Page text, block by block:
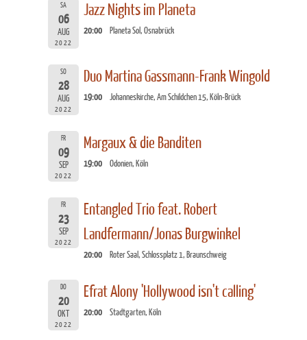
SA
06
AUG
2022
Jazz Nights im Planeta
20:00 Planeta Sol, Osnabrück
SO
28
AUG
2022
Duo Martina Gassmann-Frank Wingold
19:00 Johanneskirche, Am Schildchen 15, Köln-Brück
FR
09
SEP
2022
Margaux & die Banditen
19:00 Odonien, Köln
FR
23
SEP
2022
Entangled Trio feat. Robert
Landfermann/Jonas Burgwinkel
20:00 Roter Saal, Schlossplatz 1, Braunschweig
DO
20
OKT
2022
Efrat Alony 'Hollywood isn't calling'
20:00 Stadtgarten, Köln